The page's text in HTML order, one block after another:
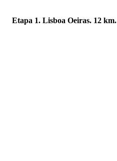
Etapa 1. Lisboa Oeiras. 12 km.